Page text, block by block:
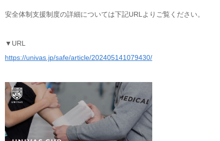
安全体制支援制度の詳細については下記URLよりご覧ください。
▼URL
https://univas.jp/safe/article/202405141079430/